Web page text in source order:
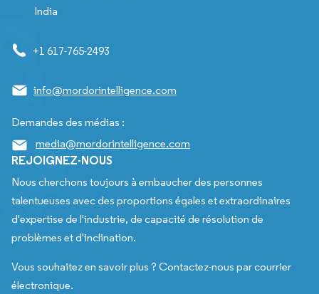
India
+1 617-765-2493
info@mordorintelligence.com
Demandes des médias :
media@mordorintelligence.com
REJOIGNEZ-NOUS
Nous cherchons toujours à embaucher des personnes
talentueuses avec des proportions égales et extraordinaires
d'expertise de l'industrie, de capacité de résolution de
problèmes et d'inclination.
Vous souhaitez en savoir plus ? Contactez-nous par courrier
électronique.